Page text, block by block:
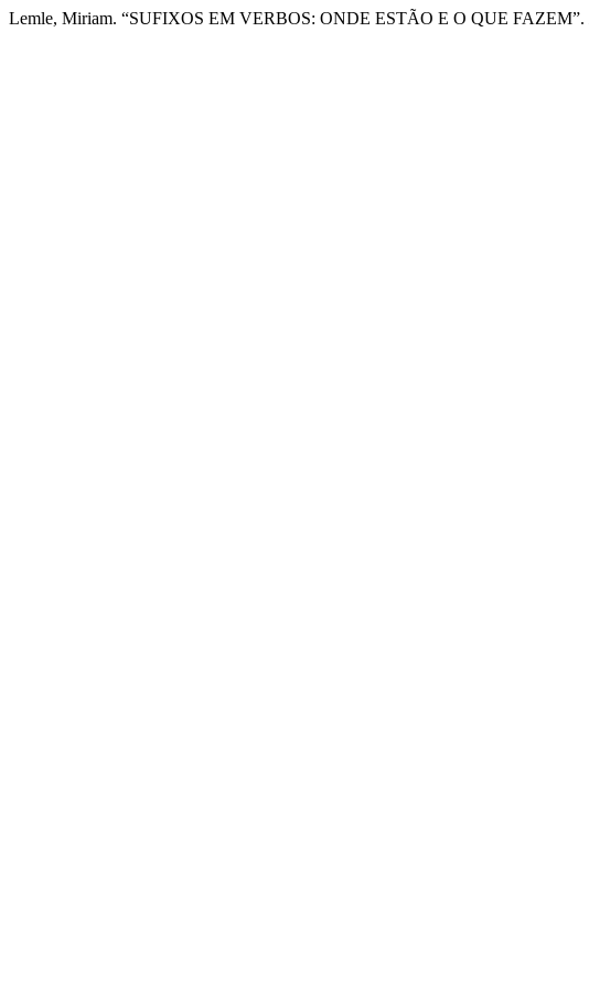
Lemle, Miriam. “SUFIXOS EM VERBOS: ONDE ESTÃO E O QUE FAZEM”.